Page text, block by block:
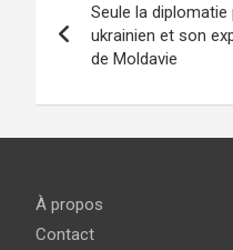
de
Seule la
ukrainien et son
de Moldavie
À propos
Contact